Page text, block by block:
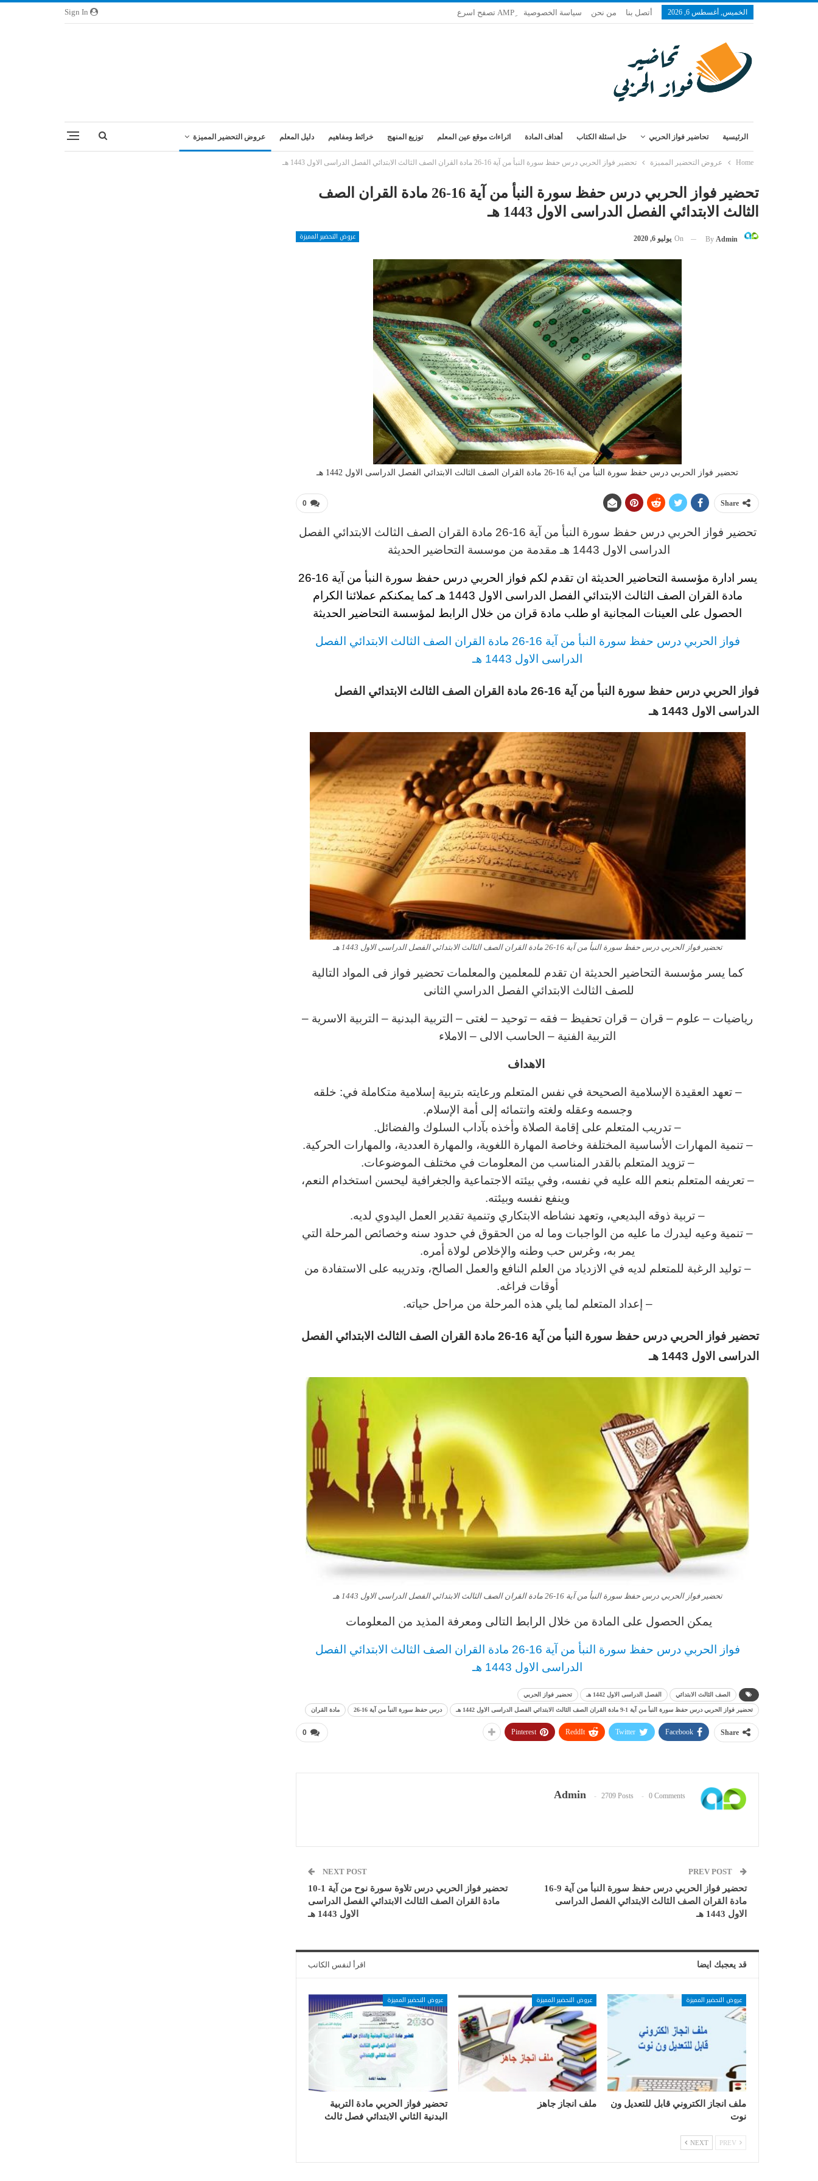
الخميس, أغسطس 6, 2026 أتصل بنا من نحن سياسة الخصوصية
الرئيسية تحاضير فواز الحربي حل اسئلة الكتاب أهداف المادة اثراءات موقع عين المعلم توزيع المنهج خرائط ومفاهيم دليل المعلم عروض التحضير المميزة
Home عروض التحضير المميزة تحضير فواز الحربي درس حفظ سورة النبأ من آية 16-26 مادة القران الصف الثالث الابتدائي الفصل الدراسى الاول 1443 هـ
تحضير فواز الحربي درس حفظ سورة النبأ من آية 16-26 مادة القران الصف
الثالث الابتدائي الفصل الدراسى الاول 1443 هـ
عروض التحضير المميزة By Admin
On يوليو 6, 2020
تحضير فواز الحربي درس حفظ سورة النبأ من آية 16-26 مادة القران الصف الثالث الابتدائي الفصل الدراسى الاول 1442 هـ
0 Share
تحضير فواز الحربي درس حفظ سورة النبأ من آية 16-26 مادة القران الصف الثالث الابتدائي الفصل
الدراسى الاول 1443 هـ
مقدمة من موسسة التحاضير الحديثة
يسر ادارة مؤسسة التحاضير الحديثة ان تقدم لكم
فواز الحربي درس حفظ سورة النبأ من آية 16-26
مادة القران الصف الثالث الابتدائي الفصل الدراسى الاول 1443 هـكما يمكنكم عملائنا الكرام
الحصول على العينات المجانية او طلب مادة قران من خلال الرابط لمؤسسة التحاضير الحديثة
فواز الحربي درس حفظ سورة النبأ من آية 16-26 مادة القران الصف الثالث الابتدائي الفصل
الدراسى الاول 1443 هـ
فواز الحربي درس حفظ سورة النبأ من آية 16-26 مادة القران الصف الثالث الابتدائي الفصل
الدراسى الاول 1443 هـ
تحضير فواز الحربي درس حفظ سورة النبأ من آية 16-26 مادة القران الصف الثالث الابتدائي الفصل الدراسى الاول 1443 هـ
كما يسر مؤسسة التحاضير الحديثة ان تقدم للمعلمين والمعلمات تحضير فواز فى المواد التالية
للصف الثالث الابتدائي الفصل الدراسي الثانى
رياضيات – علوم – قران – قران تحفيظ – فقه – توحيد – لغتى – التربية البدنية – التربية الاسرية –
التربية الفنية – الحاسب الالى – الاملاء
الاهداف
– تعهد العقيدة الإسلامية الصحيحة في نفس المتعلم ورعايته بتربية إسلامية متكاملة في: خلقه
وجسمه وعقله ولغته وانتمائه إلى أمة الإسلام.
– تدريب المتعلم على إقامة الصلاة وأخذه بآداب السلوك والفضائل.
– تنمية المهارات الأساسية المختلفة وخاصة المهارة اللغوية، والمهارة العددية، والمهارات الحركية.
– تزويد المتعلم بالقدر المناسب من المعلومات في مختلف الموضوعات.
– تعريفه المتعلم بنعم الله عليه في نفسه، وفي بيئته الاجتماعية والجغرافية ليحسن استخدام النعم،
وينفع نفسه وبيئته.
– تربية ذوقه البديعي، وتعهد نشاطه الابتكاري وتنمية تقدير العمل اليدوي لديه.
– تنمية وعيه ليدرك ما عليه من الواجبات وما له من الحقوق في حدود سنه وخصائص المرحلة التي
يمر به، وغرس حب وطنه والإخلاص لولاة أمره.
– توليد الرغبة للمتعلم لديه في الازدياد من العلم النافع والعمل الصالح، وتدريبه على الاستفادة من
أوقات فراغه.
– إعداد المتعلم لما يلي هذه المرحلة من مراحل حياته.
تحضير فواز الحربي درس حفظ سورة النبأ من آية 16-26 مادة القران الصف الثالث الابتدائي الفصل
الدراسى الاول 1443 هـ
تحضير فواز الحربي درس حفظ سورة النبأ من آية 16-26 مادة القران الصف الثالث الابتدائي الفصل الدراسى الاول 1443 هـ
يمكن الحصول على المادة من خلال الرابط التالى ومعرفة المذيد من المعلومات
فواز الحربي درس حفظ سورة النبأ من آية 16-26 مادة القران الصف الثالث الابتدائي الفصل
الدراسى الاول 1443 هـ
الصف الثالث الابتدائي الفصل الدراسى الاول 1442 هـ تحضير فواز الحربي
تحضير فواز الحربي درس حفظ سورة النبأ من آية 1-9 مادة القران الصف الثالث الابتدائي الفصل الدراسى الاول 1442 هـ درس حفظ سورة النبأ من آية 16-26 مادة القران
0 Share
Facebook
Twitter
ReddIt
Pinterest
Admin 2709 Posts 0 Comments
تحضير فواز الحربي درس حفظ سورة النبأ من آية 9-16
مادة القران الصف الثالث الابتدائي الفصل الدراسى
الاول 1443 هـ
NEXT POST
تحضير فواز الحربي درس تلاوة سورة نوح من آية 1-10
مادة القران الصف الثالث الابتدائي الفصل الدراسى
الاول 1443 هـ
قد يعجبك ايضا اقرأ لنفس الكاتب
عروض التحضير المميزة
ملف انجاز الكتروني قابل للتعديل ون
نوت
عروض التحضير المميزة
ملف انجاز جاهز
عروض التحضير المميزة
تحضير فواز الحربي مادة التربية
البدنية الثاني الابتدائي فصل ثالث
NEXT